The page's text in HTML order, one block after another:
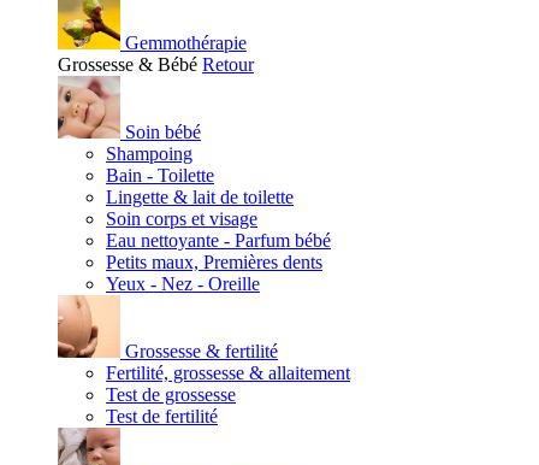
Gemmothérapie
Grossesse & Bébé Retour
Soin bébé
Shampoing
Bain - Toilette
Lingette & lait de toilette
Soin corps et visage
Eau nettoyante - Parfum bébé
Petits maux, Premières dents
Yeux - Nez - Oreille
Grossesse & fertilité
Fertilité, grossesse & allaitement
Test de grossesse
Test de fertilité